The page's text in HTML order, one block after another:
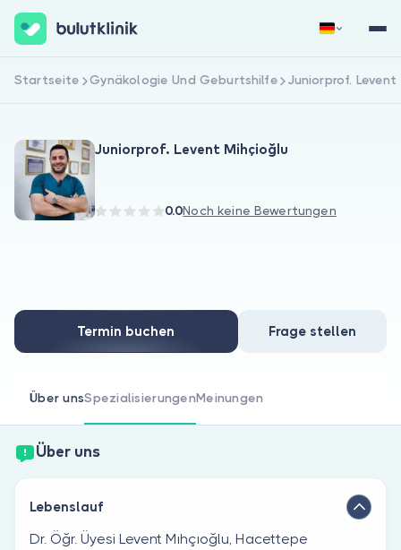
Sind Sie Arzt?
Jetzt registrieren Anmelden
Startseite Gynäkologie Und Geburtshilfe Juniorprof. Levent
Juniorprof. Levent Mihçioğlu
0.0Noch keine Bewertungen
Termin buchen Frage stellen
Über unsSpezialisierungenMeinungen
Über uns
Lebenslauf
Dr. Öğr. Üyesi Levent Mıhçıoğlu, Hacettepe